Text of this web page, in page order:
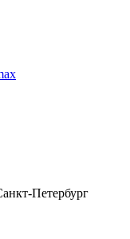
Петербург